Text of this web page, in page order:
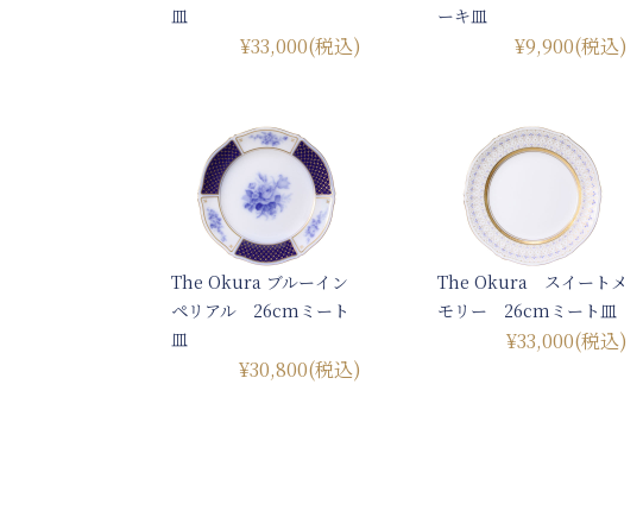
皿
¥33,000(税込)
ーキ皿
¥9,900(税込)
The Okura ブルーイン
ペリアル 26cmミート
皿
¥30,800(税込)
The Okura スイートメ
モリー 26cmミート皿
¥33,000(税込)